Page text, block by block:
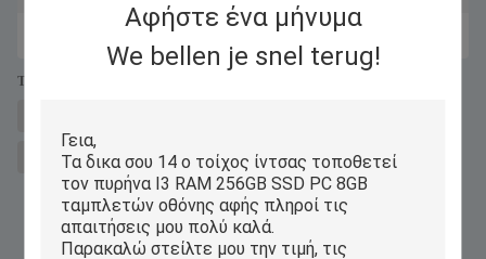
Αφήστε ένα μήνυμα
We bellen je snel terug!
340*214*3mm
Tags:
PC 256GB ταμπλετών οθόνης αφής